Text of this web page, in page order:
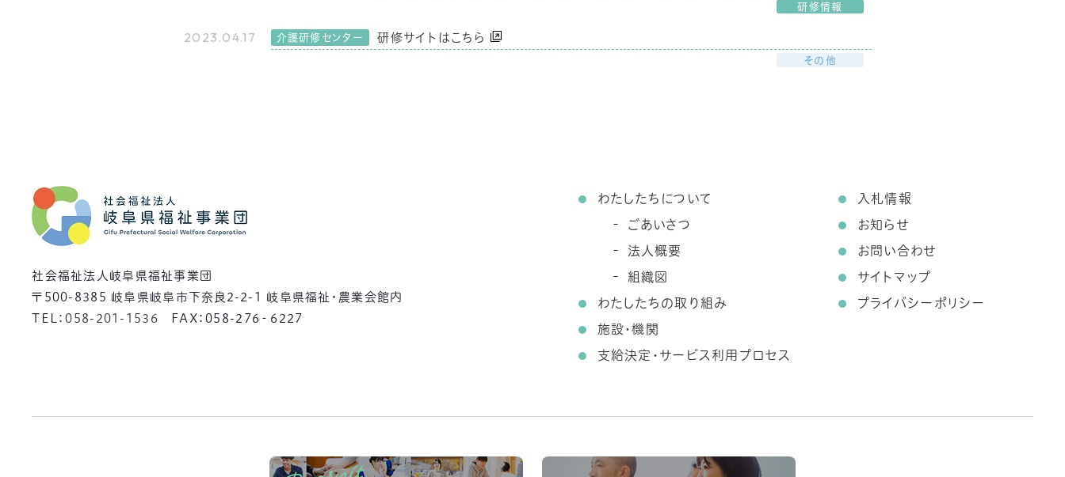
研修情報
2023.04.17 介護研修センター 研修サイトはこちら
その他
社会福祉法人岐阜県福祉事業団
〒500-8385 岐阜県岐阜市下奈良2-2-1 岐阜県福祉・農業会館内
TEL：058-201-1536 FAX：058-276‐6227
わたしたちについて
ごあいさつ
法人概要
組織図
わたしたちの取り組み
施設・機関
支給決定・サービス利用プロセス
入札情報
お知らせ
お問い合わせ
サイトマップ
プライバシーポリシー